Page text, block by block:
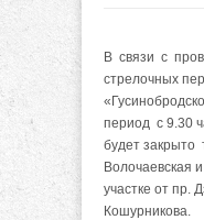
В связи с
стрелочных
период с 9.30
будет
Волочаевская
участке от пр.
Кошурникова.